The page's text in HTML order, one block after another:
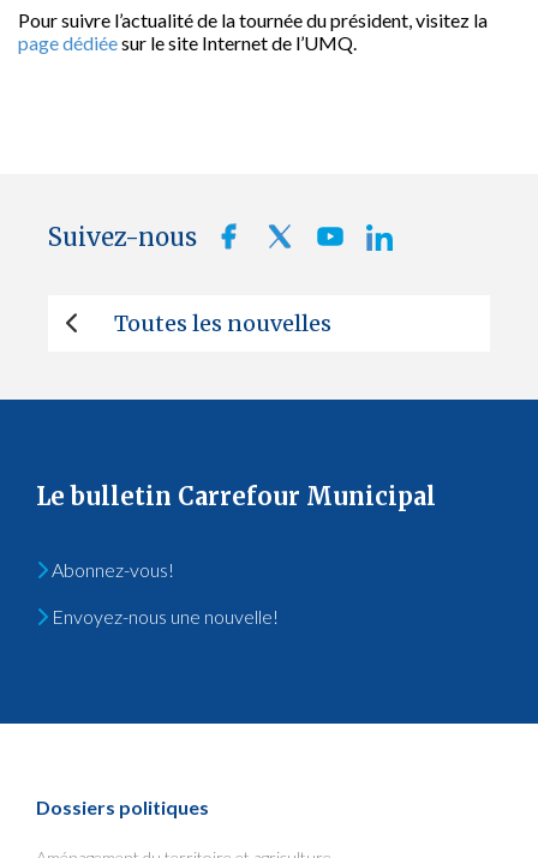
Pour suivre l’actualité de la tournée du président, visitez la
page dédiéesur le site Internet de l’UMQ.
Suivez-nous
Toutes les nouvelles
Le bulletin Carrefour Municipal
Abonnez-vous!
Envoyez-nous une nouvelle!
Dossiers politiques